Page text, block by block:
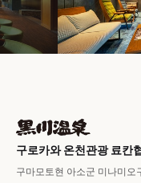
구로카와 온천관광 료칸
구마모토현 아소군 미나미오